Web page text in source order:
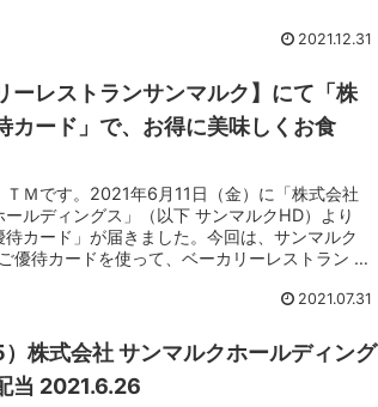
2021.12.31
ーレストランサンマルク】にて「株
カード」で、お得に美味しくお食
ＴＭです。2021年6月11日（金）に「株式会社
ールディングス」（以下 サンマルクHD）より
待カード」が届きました。今回は、サンマルク
優待カードを使って、ベーカリーレストラン サ
2021.07.31
）株式会社 サンマルクホールディング
当 2021.6.26